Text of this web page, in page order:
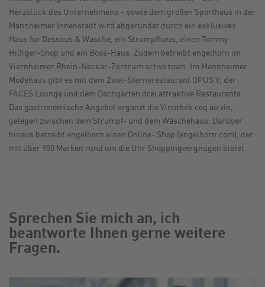
Herzstück des Unternehmens – sowie dem großen Sporthaus in der
Mannheimer Innenstadt wird abgerundet durch ein exklusives
Haus für Dessous & Wäsche, ein Strumpfhaus, einen Tommy-
Hilfiger-Shop und ein Boss-Haus. Zudem betreibt engelhorn im
Viernheimer Rhein-Neckar-Zentrum active town. Im Mannheimer
Modehaus gibt es mit dem Zwei-Sternerestaurant OPUS V, der
FACES Lounge und dem Dachgarten drei attraktive Restaurants.
Das gastronomische Angebot ergänzt die Vinothek coq au vin,
gelegen zwischen dem Strumpf- und dem Wäschehaus. Darüber
hinaus betreibt engelhorn einen Online- Shop (engelhorn.com), der
mit über 950 Marken rund um die Uhr Shoppingvergnügen bietet.
Sprechen Sie mich an, ich
beantworte Ihnen gerne weitere
Fragen.